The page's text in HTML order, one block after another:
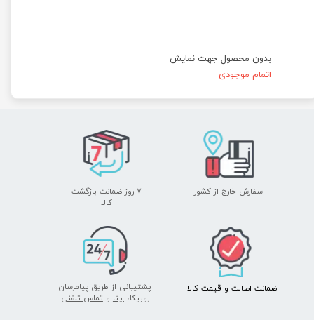
★
بدون محصول جهت نمایش
اتمام موجودی
پشتیبانی از طریق پیامرسان
روبیکا،ایتا وتماس تلفنی
سفارش خارج از کشور
۷ روز ضمانت بازگشت
​​​​​​​کالا
ضمانت اصالت و قیمت​​​​​​​ کالا ​​​​​​​